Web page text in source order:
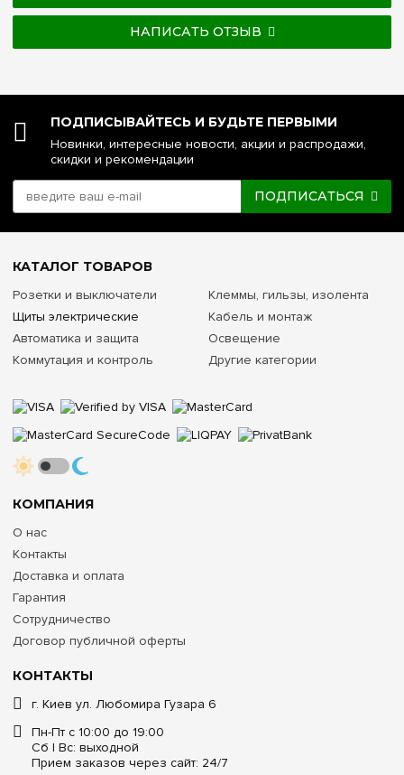
НАПИСАТЬ ОТЗЫВ
ПОДПИСЫВАЙТЕСЬ И БУДЬТЕ ПЕРВЫМИ
Новинки, интересные новости, акции и распродажи,
скидки и рекомендации
ПОДПИСАТЬСЯ
КОНТАКТЫ
г. Киев ул. Любомира Гузара 6
Пн-Пт с 10:00 до 19:00
Сб | Вс: выходной
Прием заказов через сайт: 24/7
КОМПАНИЯ
О нас
Контакты
Доставка и оплата
Гарантия
Сотрудничество
Договор публичной оферты
КАТАЛОГ ТОВАРОВ
Розетки и выключатели
Щиты электрические
Автоматика и защита
Коммутация и контроль
Клеммы, гильзы, изолента
Кабель и монтаж
Освещение
Другие категории